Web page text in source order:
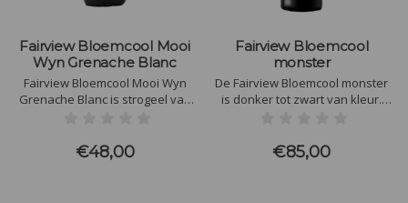
Fairview Bloemcool Mooi
Wyn Grenache Blanc
Fairview Bloemcool Mooi Wyn
Grenache Blanc is strogeel van
€48,00
Fairview Bloemcool
monster
De Fairview Bloemcool monster
is donker tot zwart van kleur.
donker fruit en vanille
€85,00